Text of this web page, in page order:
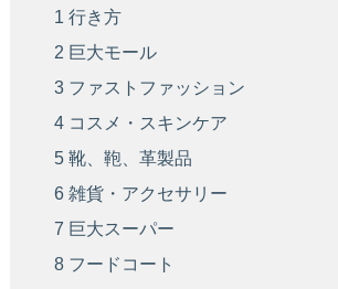
1 行き方
2 巨大モール
3 ファストファッション
4 コスメ・スキンケア
5 靴、鞄、革製品
6 雑貨・アクセサリー
7 巨大スーパー
8 フードコート